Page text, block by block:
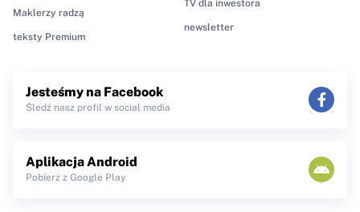
Maklerzy radzą
teksty Premium
TV dla inwestora
newsletter
Jesteśmy na Facebook
Śledź nasz profil w social media
Aplikacja Android
Pobierz z Google Play